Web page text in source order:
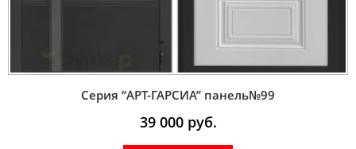
Серия “AРT-ГАРСИА” панель№99
39 000руб.